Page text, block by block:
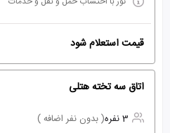
قیمت استعلام شود
اتاق سه تخته هتلی
3 نفره
( بدون نفر اضافه )